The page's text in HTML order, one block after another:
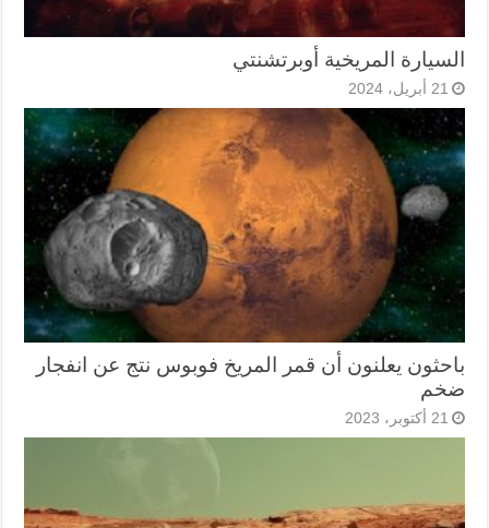
السيارة المريخية أوبرتشنتي
21 أبريل، 2024
باحثون يعلنون أن قمر المريخ فوبوس نتج عن انفجار
ضخم
21 أكتوبر، 2023